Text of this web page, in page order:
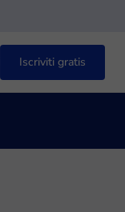
Iscriviti gratis